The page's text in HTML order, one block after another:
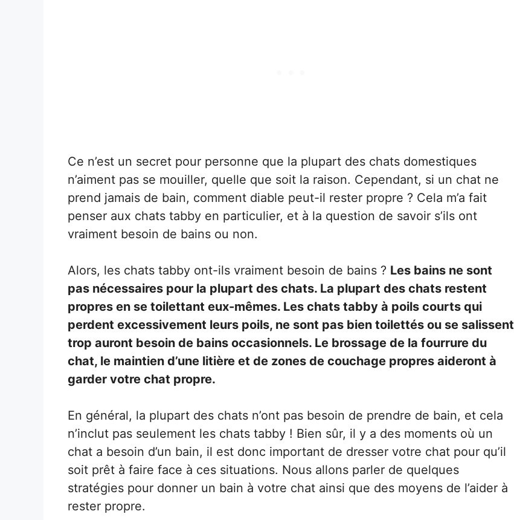
Ce n’est un secret pour personne que la plupart des chats domestiques
n’aiment pas se mouiller, quelle que soit la raison. Cependant, si un chat ne
prend jamais de bain, comment diable peut-il rester propre ? Cela m’a fait
penser aux chats tabby en particulier, et à la question de savoir s’ils ont
vraiment besoin de bains ou non.
Alors, les chats tabby ont-ils vraiment besoin de bains ? Les bains ne sont
pas nécessaires pour la plupart des chats. La plupart des chats restent
propres en se toilettant eux-mêmes. Les chats tabby à poils courts qui
perdent excessivement leurs poils, ne sont pas bien toilettés ou se salissent
trop auront besoin de bains occasionnels. Le brossage de la fourrure du
chat, le maintien d’une litière et de zones de couchage propres aideront à
garder votre chat propre.
En général, la plupart des chats n’ont pas besoin de prendre de bain, et cela
n’inclut pas seulement les chats tabby ! Bien sûr, il y a des moments où un
chat a besoin d’un bain, il est donc important de dresser votre chat pour qu’il
soit prêt à faire face à ces situations. Nous allons parler de quelques
stratégies pour donner un bain à votre chat ainsi que des moyens de l’aider à
rester propre.